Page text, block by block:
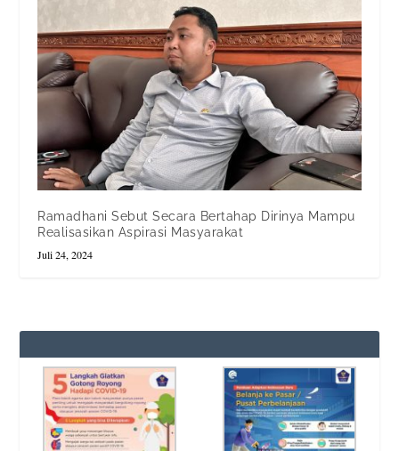
Ramadhani Sebut Secara Bertahap Dirinya Mampu
Realisasikan Aspirasi Masyarakat
Juli 24, 2024